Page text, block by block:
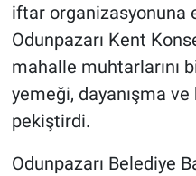
iftar organizasyonuna
Odunpazarı Kent
mahalle muhtarlarını
yemeği, dayanışma ve
pekiştirdi.
Odunpazarı Belediye